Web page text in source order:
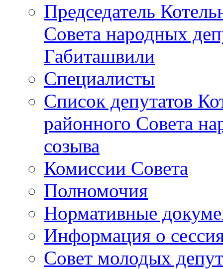
Председатель
Совета народных
Габиташвили
Специалисты
Список депутатов
районного Совета
созыва
Комиссии Совета
Полномочия
Нормативные
Информация о
Совет молодых